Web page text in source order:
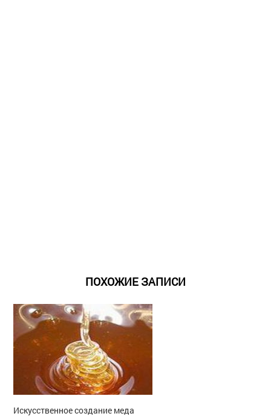
ПОХОЖИЕ ЗАПИСИ
Искусственное создание меда